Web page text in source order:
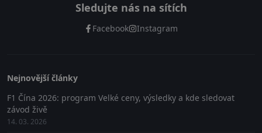
Sledujte nás na sítích
Facebook Instagram
Nejnovější články
F1 Čína 2026: program Velké ceny, výsledky a kde sledovat
závod živě
14. 03. 2026